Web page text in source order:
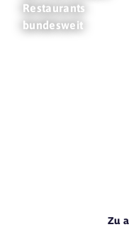
Restaurants
bundesweit
Zu